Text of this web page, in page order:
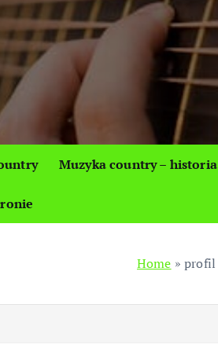
Muzyka country – historia
Home »profil